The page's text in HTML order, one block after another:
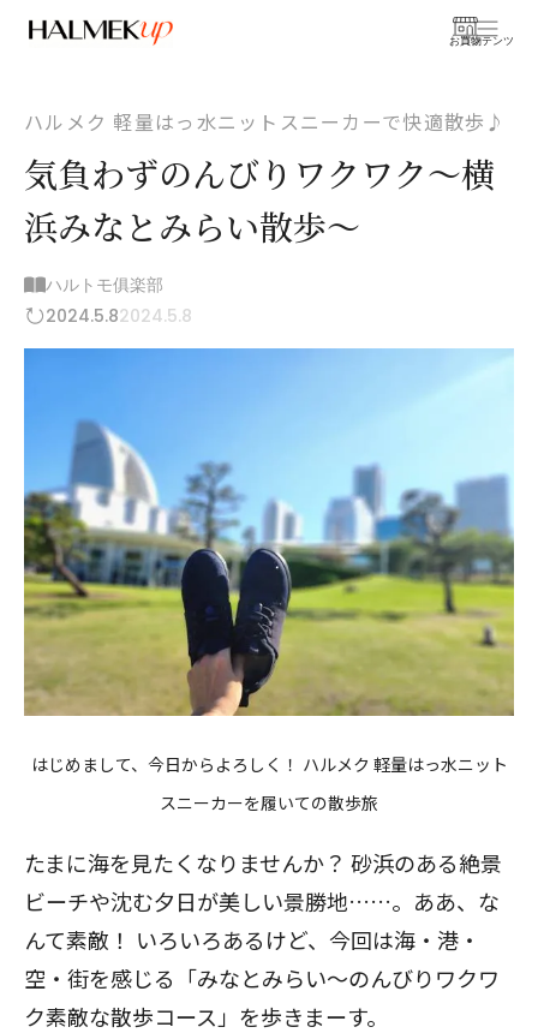
お買物
コンテンツ
ハルメク 軽量はっ水ニットスニーカーで快適散歩♪
気負わずのんびりワクワク～横
浜みなとみらい散歩～
ハルトモ俱楽部
2024.5.82024.5.8
はじめまして、今日からよろしく！ ハルメク 軽量はっ水ニット
スニーカーを履いての散歩旅
たまに海を見たくなりませんか？ 砂浜のある絶景
ビーチや沈む夕日が美しい景勝地……。ああ、な
んて素敵！ いろいろあるけど、今回は海・港・
空・街を感じる「みなとみらい～のんびりワクワ
ク素敵な散歩コース」を歩きまーす。